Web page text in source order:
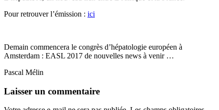
Pour retrouver l’émission : ici
Demain commencera le congrès d’hépatologie européen à
Amsterdam : EASL 2017 de nouvelles news à venir …
Pascal Mélin
Laisser un commentaire